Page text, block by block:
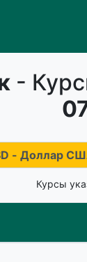
-
Курсы